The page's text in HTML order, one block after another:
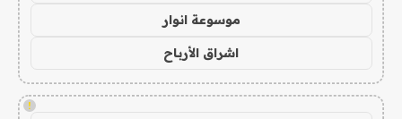
موسوعة انوار
اشراق الأرباح
!